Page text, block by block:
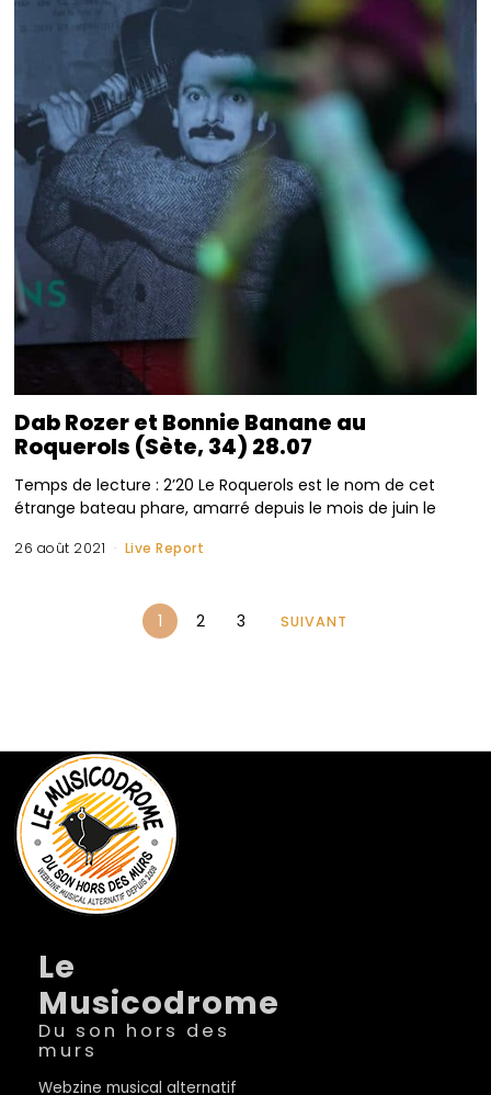
Dab Rozer et Bonnie Banane au
Roquerols (Sète, 34) 28.07
Temps de lecture : 2’20 Le Roquerols est le nom de cet
étrange bateau phare, amarré depuis le mois de juin le
26 août 2021 Live Report
1 2 3 SUIVANT
Le
Musicodrome
Du son hors des
murs
Webzine musical alternatif